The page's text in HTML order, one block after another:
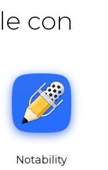
con
Notability